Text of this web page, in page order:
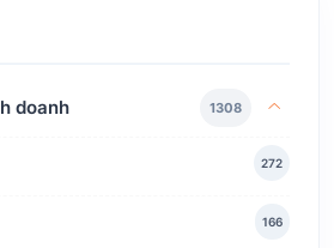
doanh 1308
272
166